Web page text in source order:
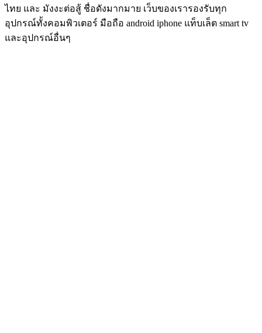
ไทย และ มังงะต่อสู้ ชื่อดังมากมาย เว็บของเรารองรับทุก
อุปกรณ์ทั้งคอมพิวเตอร์ มือถือ android iphone แท็บเล็ต smart tv
และอุปกรณ์อื่นๆ